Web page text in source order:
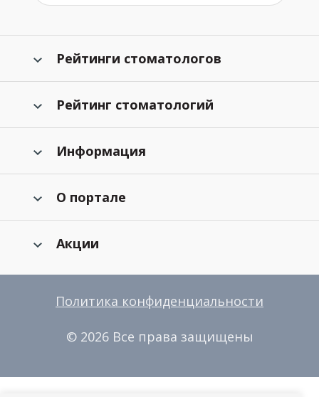
Рейтинги стоматологов
Рейтинг стоматологий
Информация
О портале
Акции
Политика конфиденциальности
© 2026 Все права защищены